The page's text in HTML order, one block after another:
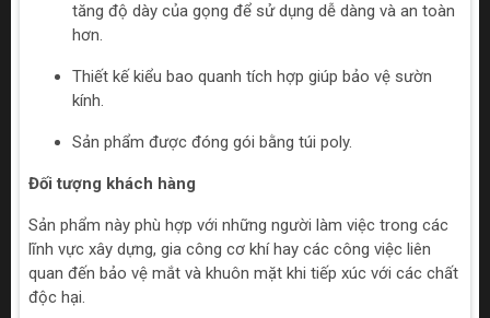
tăng độ dày của gọng để sử dụng dễ dàng và an toàn
hơn.
Thiết kế kiểu bao quanh tích hợp giúp bảo vệ sườn
kính.
Sản phẩm được đóng gói bằng túi poly.
Đối tượng khách hàng
Sản phẩm này phù hợp với những người làm việc trong các
lĩnh vực xây dựng, gia công cơ khí hay các công việc liên
quan đến bảo vệ mắt và khuôn mặt khi tiếp xúc với các chất
độc hại.